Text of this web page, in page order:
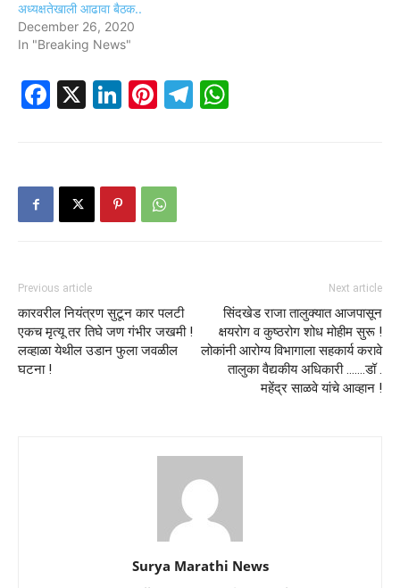
अध्यक्षतेखाली आढावा बैठक..
December 26, 2020
In "Breaking News"
Facebook
X LinkedIn
Pinterest
Telegram
Previous article
कारवरील नियंत्रण सुटून कार पलटी
एकच मृत्यू तर तिघे जण गंभीर जखमी !
लव्हाळा येथील उडान फुला जवळील
घटना !
Next article
सिंदखेड राजा तालुक्यात आजपासून
क्षयरोग व कुष्ठरोग शोध मोहीम सुरू !
लोकांनी आरोग्य विभागाला सहकार्य करावे
तालुका वैद्यकीय अधिकारी …….डॉ .
महेंद्र साळवे यांचे आव्हान !
Surya Marathi News